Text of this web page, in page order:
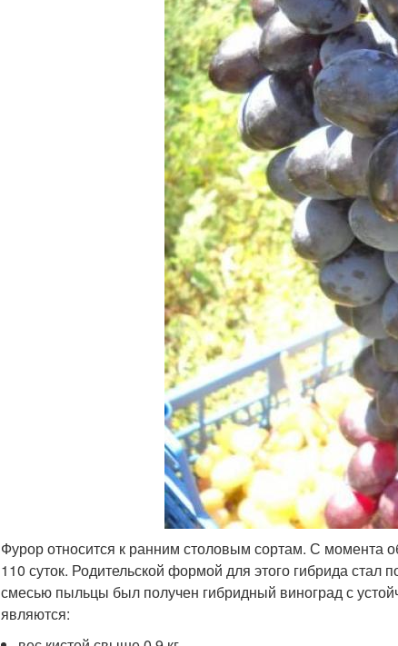
Фурор относится к ранним столовым сортам. С момента
110 суток. Родительской формой для этого гибрида
смесью пыльцы был получен гибридный виноград с
являются: